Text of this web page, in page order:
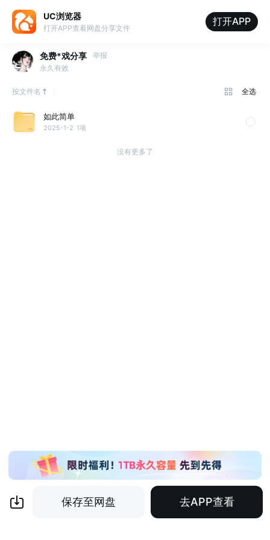
UC浏览器
打开APP查看网盘分享文件
打开APP
免费*戏分享
举报
永久有效
按文件名 全选
如此简单
2025-1-2 1项
没有更多了
保存至网盘 去APP查看